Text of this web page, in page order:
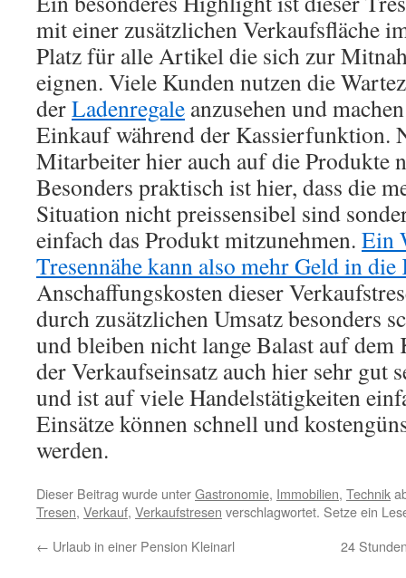
mit einer zusätzlichen Verkaufsfläche
Platz für alle Artikel die sich zur
eignen. Viele Kunden nutzen die
derLadenregale anzusehen und
Einkauf während der Kassierfunktion.
Mitarbeiter hier auch auf die Produkte
Besonders praktisch ist hier, dass die
Situation nicht preissensibel sind
einfach das Produkt mitzunehmen. Ein
Tresennähe kann also mehr Geld in die
Anschaffungskosten dieser
durch zusätzlichen Umsatz besonders
und bleiben nicht lange Balast auf
der Verkaufseinsatz auch hier sehr gut
und ist auf viele Handelstätigkeiten
Einsätze können schnell und
werden.
Dieser Beitrag wurde unterGastronomie, Immobilien, Technik
Tresen, Verkauf, Verkaufstresen verschlagwortet. Setze ein
← Urlaub in einer Pension Kleinarl 24